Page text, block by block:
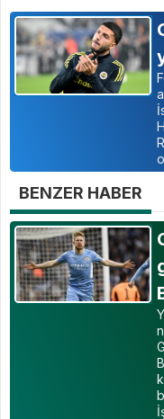
BENZER HABER